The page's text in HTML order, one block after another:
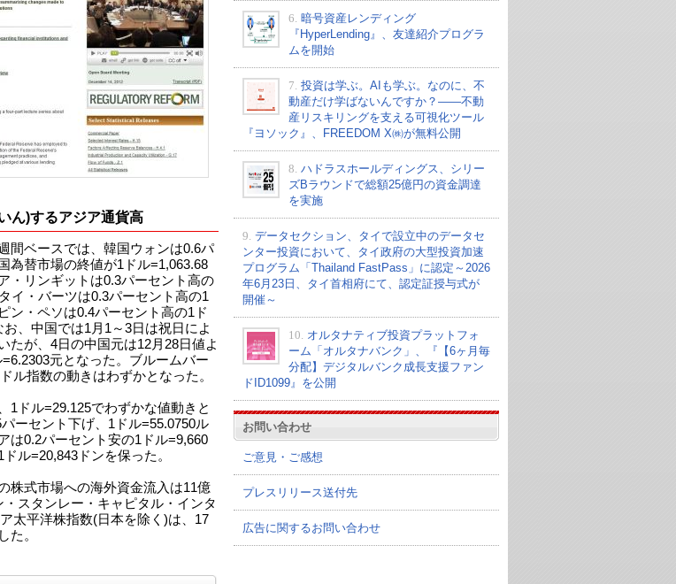
ん)するアジア通貨高
間ベースでは、韓国ウォンは0.6パ
為替市場の終値が1ドル=1,063.68
・リンギットは0.3パーセント高の
イ・バーツは0.3パーセント高の1
ン・ペソは0.4パーセント高の1ド
、中国では1月1～3日は祝日によ
たが、4日の中国元は12月28日値よ
元となった。ブルームバー
ル指数の動きはわずかとなった。
1ドル=29.125でわずかな値動きと
ーセント下げ、1ドル=55.0750ル
は0.2パーセント安の1ドル=9,660
ル=20,843ドンを保った。
株式市場への海外資金流入は11億
・スタンレー・キャピタル・インタ
太平洋株指数(日本を除く)は、17
た。
6. 暗号資産レンディング
『HyperLending』、友達紹介プログラ
ムを開始
7. 投資は学ぶ。AIも学ぶ。なのに、不
動産だけ学ばないんですか？——不動
産リスキリングを支える可視化ツール
『ヨソック』、FREEDOM X㈱が無料公開
8. ハドラスホールディングス、シリー
ズBラウンドで総額25億円の資金調達
を実施
9. データセクション、タイで設立中のデータセ
ンター投資において、タイ政府の大型投資加速
プログラム「Thailand FastPass」に認定～2026
年6月23日、タイ首相府にて、認定証授与式が
開催～
10. オルタナティブ投資プラットフォ
ーム「オルタナバンク」、『【6ヶ月毎
分配】デジタルバンク成長支援ファン
ドID1099』を公開
お問い合わせ
ご意見・ご感想
プレスリリース送付先
広告に関するお問い合わせ